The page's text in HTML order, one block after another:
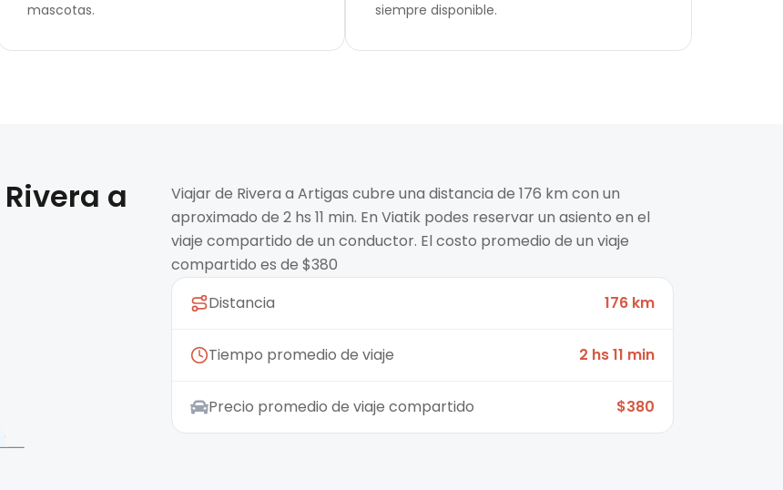
mascotas.
siempre disponible.
Rivera a
Viajar de Rivera a Artigas cubre una distancia de 176 km con un
aproximado de 2 hs 11 min. En Viatik podes reservar un asiento en el
viaje compartido de un conductor. El costo promedio de un viaje
compartido es de $380
Distancia
176 km
Tiempo promedio de viaje 2 hs 11 min
Precio promedio de viaje compartido $380